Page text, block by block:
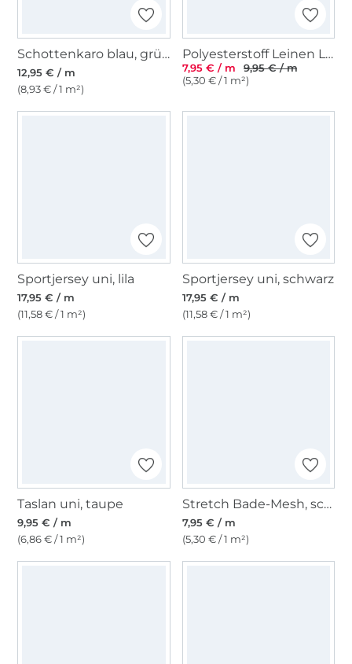
Schottenkaro blau, grün
12,95 € / m
(8,93 € / 1 m²)
Polyesterstoff Leinen Look Melange, grün
7,95 € / m
9,95 € / m
(5,30 € / 1 m²)
Sportjersey uni, lila
17,95 € / m
(11,58 € / 1 m²)
Sportjersey uni, schwarz
17,95 € / m
(11,58 € / 1 m²)
Taslan uni, taupe
9,95 € / m
(6,86 € / 1 m²)
Stretch Bade-Mesh, schwarz
7,95 € / m
(5,30 € / 1 m²)